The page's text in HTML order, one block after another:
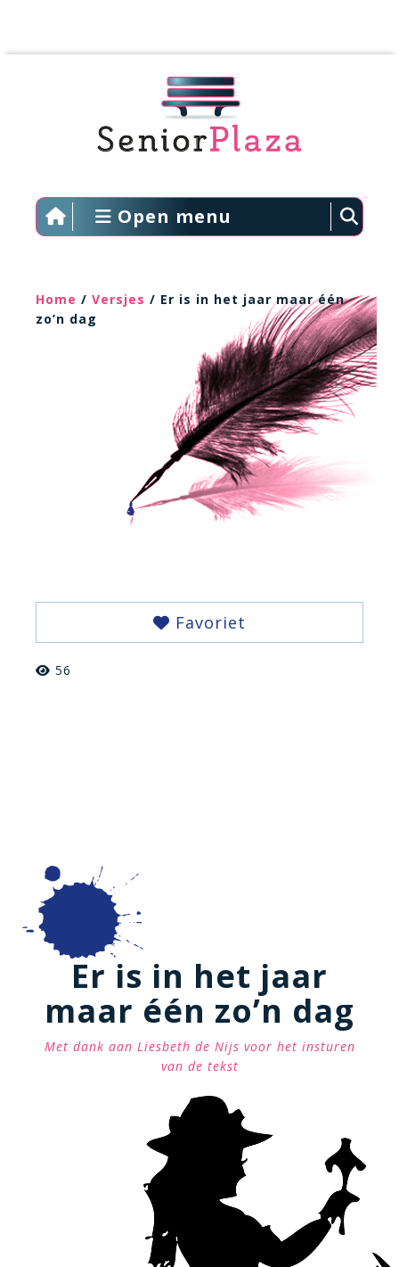
Open menu
Home / Versjes / Er is in het jaar maar één
zo’n dag
Favoriet
56
Er is in het jaar
maar één zo’n dag
Met dank aan Liesbeth de Nijs voor het insturen
van de tekst